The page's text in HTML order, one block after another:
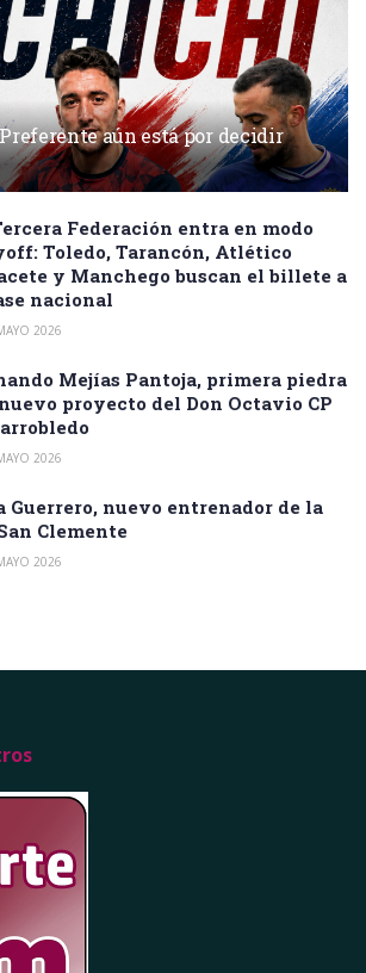
aún está por decidir
Federación entra en modo
Toledo, Tarancón, Atlético
y Manchego buscan el billete a
nacional
2026
Mejías Pantoja, primera piedra
proyecto del Don Octavio CP
2026
Guerrero, nuevo entrenador de la
Clemente
2026